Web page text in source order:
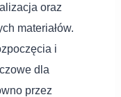
oraz
materiałów.
i
dla
przez